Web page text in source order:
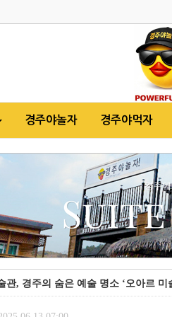
경주야놀자 경주야먹자
관, 경주의 숨은 예술 명소 ‘오아르 미